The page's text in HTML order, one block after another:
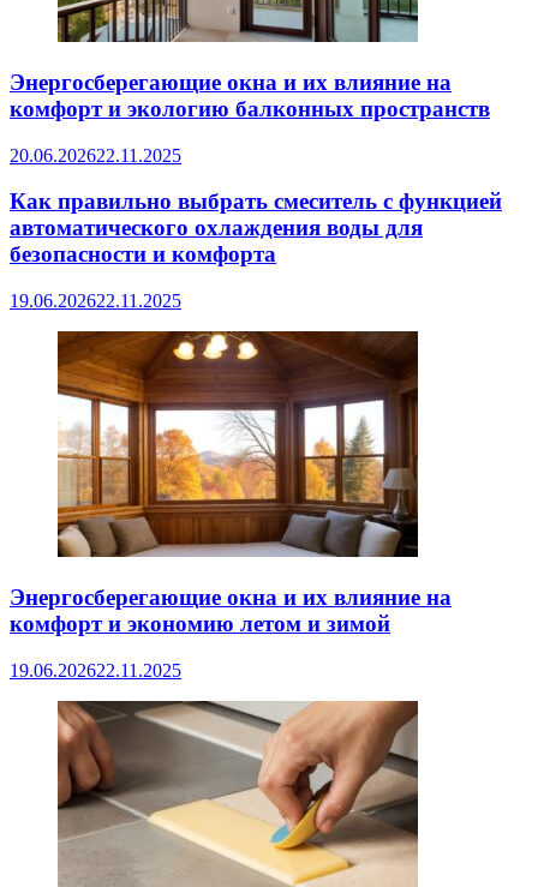
Энергосберегающие окна и их влияние на
комфорт и экологию балконных пространств
20.06.202622.11.2025
Как правильно выбрать смеситель с функцией
автоматического охлаждения воды для
безопасности и комфорта
19.06.202622.11.2025
Энергосберегающие окна и их влияние на
комфорт и экономию летом и зимой
19.06.202622.11.2025